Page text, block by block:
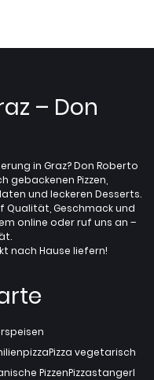
– Don
in Graz? Don Roberto
gebackenen Pizzen,
und leckeren Desserts.
Qualität, Geschmack und
online oder ruf uns an –
nach Hause liefern!
Pizza vegetarisch
PizzenPizzastangerl